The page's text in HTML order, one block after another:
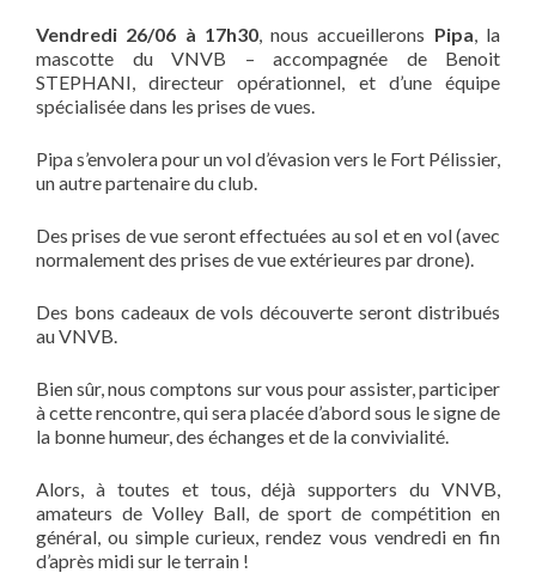
Vendredi 26/06 à 17h30, nous accueillerons Pipa, la
mascotte du VNVB – accompagnée de Benoit
STEPHANI, directeur opérationnel, et d’une équipe
spécialisée dans les prises de vues.
Pipa s’envolera pour un vol d’évasion vers le Fort Pélissier,
un autre partenaire du club.
Des prises de vue seront effectuées au sol et en vol (avec
normalement des prises de vue extérieures par drone).
Des bons cadeaux de vols découverte seront distribués
au VNVB.
Bien sûr, nous comptons sur vous pour assister, participer
à cette rencontre, qui sera placée d’abord sous le signe de
la bonne humeur, des échanges et de la convivialité.
Alors, à toutes et tous, déjà supporters du VNVB,
amateurs de Volley Ball, de sport de compétition en
général, ou simple curieux, rendez vous vendredi en fin
d’après midi sur le terrain !